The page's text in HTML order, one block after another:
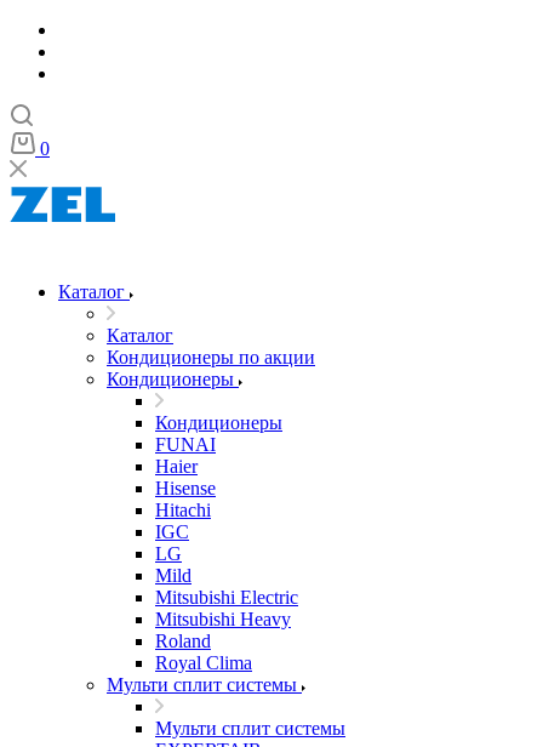
0
Каталог
Каталог
Кондиционеры по акции
Кондиционеры
Кондиционеры
FUNAI
Haier
Hisense
Hitachi
IGC
LG
Mild
Mitsubishi Electric
Mitsubishi Heavy
Roland
Royal Clima
Мульти сплит системы
Мульти сплит системы